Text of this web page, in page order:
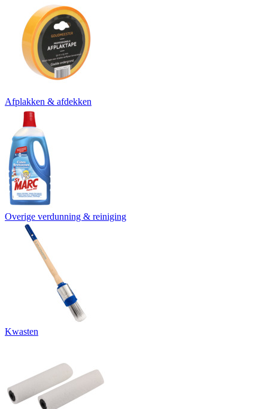
Afplakken & afdekken
Overige verdunning & reiniging
Kwasten